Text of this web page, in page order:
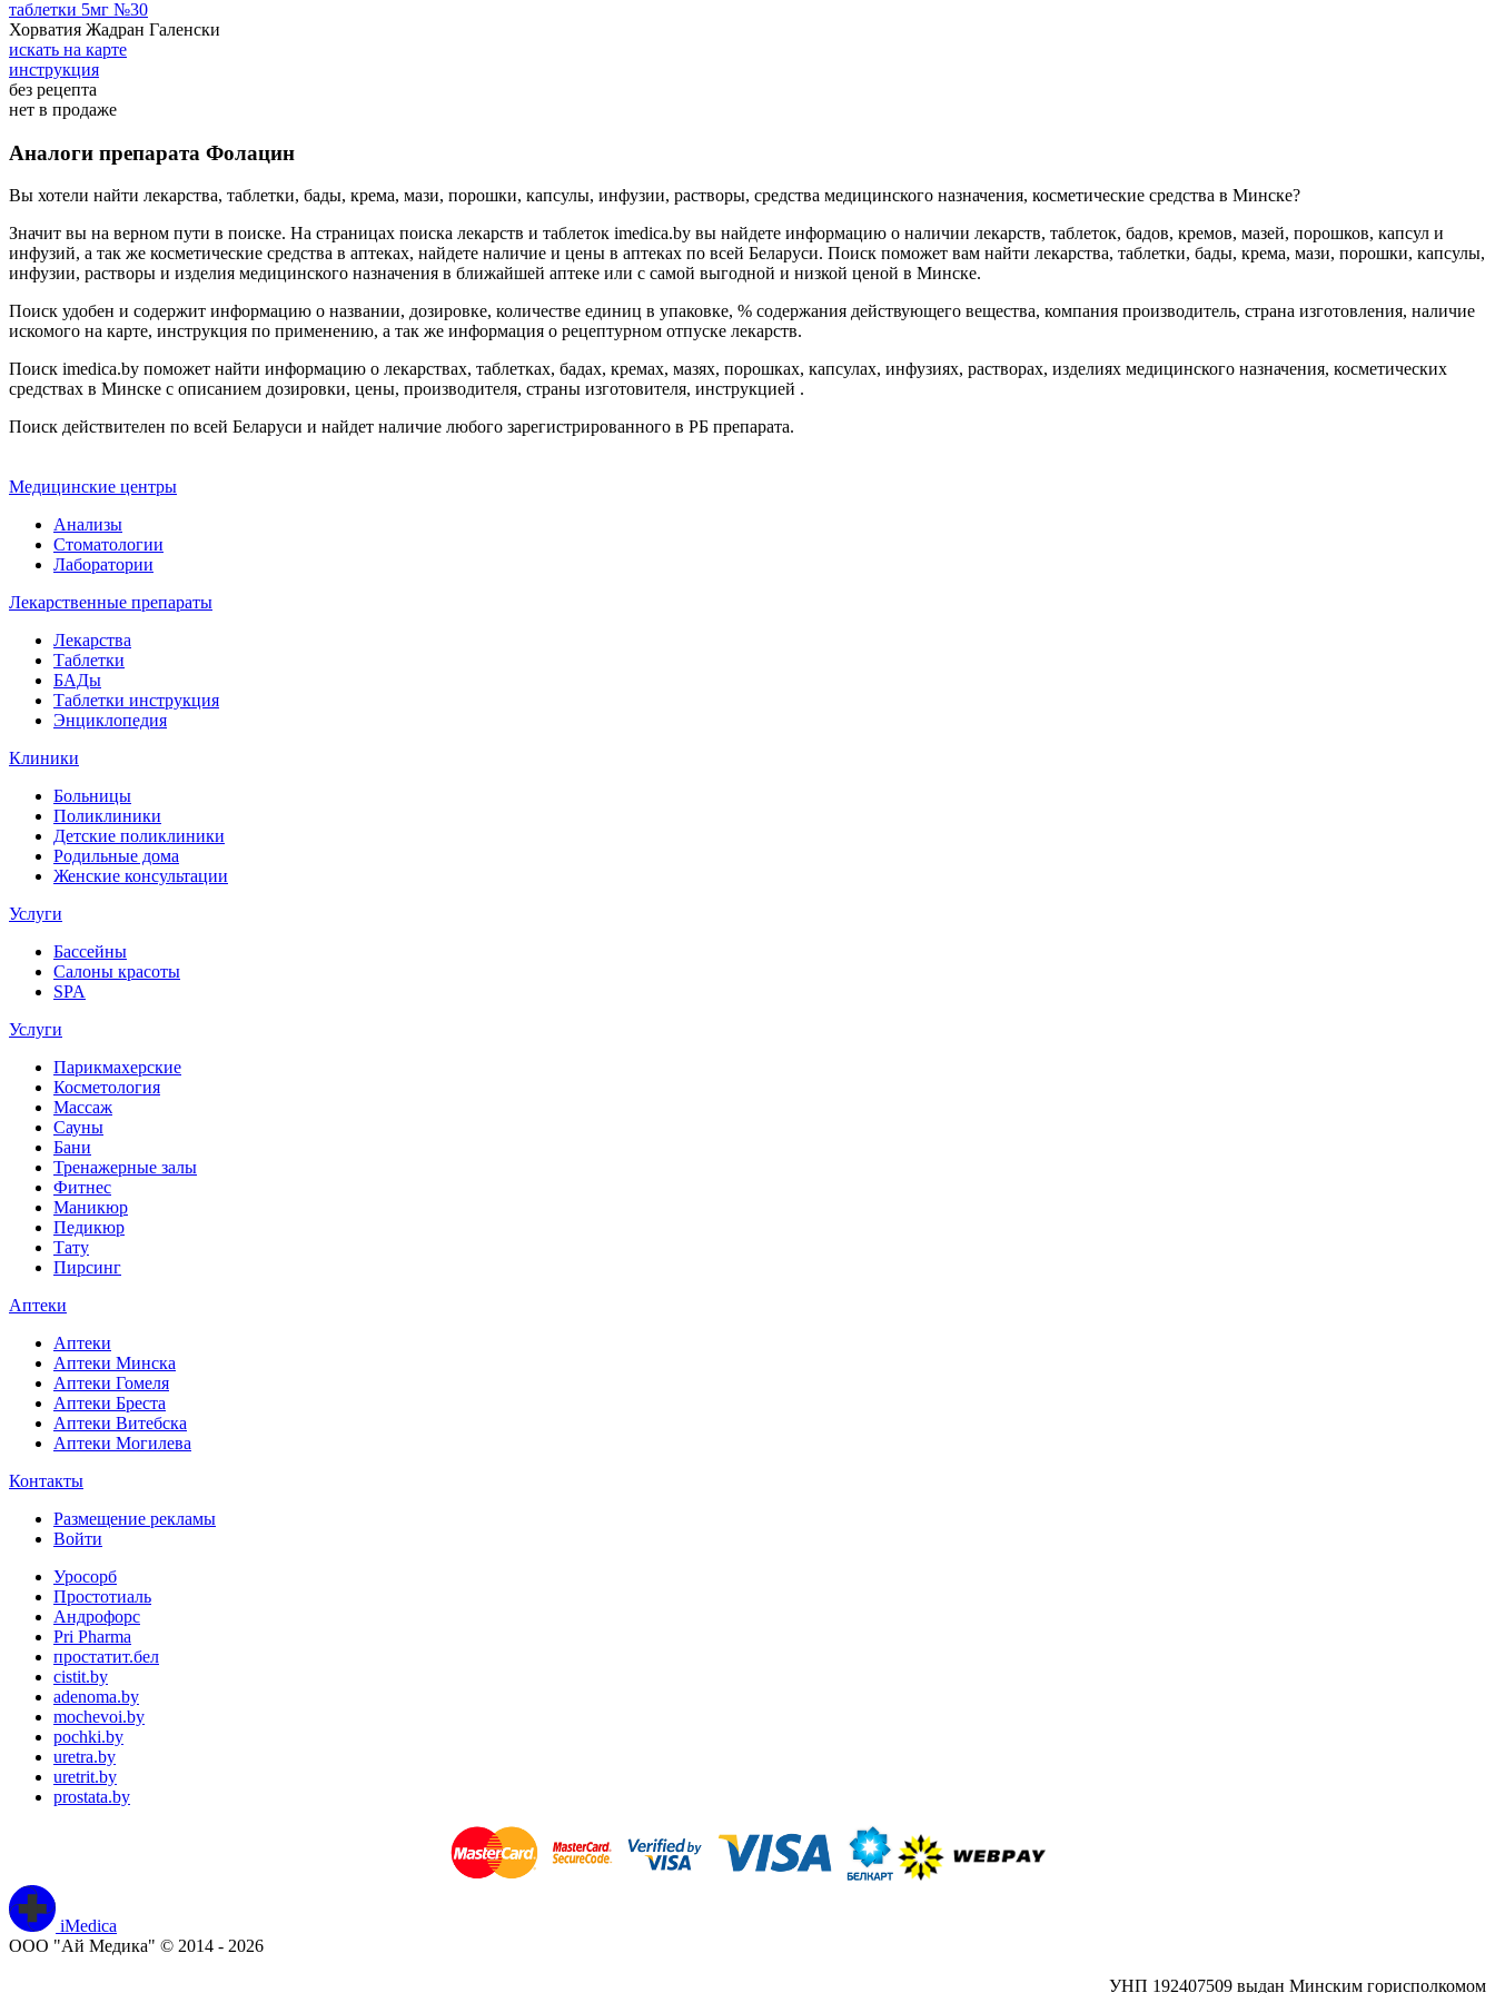
таблетки 5мг №30
Хорватия Жадран Галенски
искать на карте
инструкция
без рецепта
нет в продаже
Аналоги препарата Фолацин
Вы хотели найти лекарства, таблетки, бады, крема, мази, порошки, капсулы, инфузии, растворы, средства медицинского назначения, косметические средства в Минске?
Значит вы на верном пути в поиске. На страницах поиска лекарств и таблеток imedica.by вы найдете информацию о наличии лекарств, таблеток, бадов, кремов, мазей, порошков, капсул и
инфузий, а так же косметические средства в аптеках, найдете наличие и цены в аптеках по всей Беларуси. Поиск поможет вам найти лекарства, таблетки, бады, крема, мази, порошки, капсулы,
инфузии, растворы и изделия медицинского назначения в ближайшей аптеке или с самой выгодной и низкой ценой в Минске.
Поиск удобен и содержит информацию о названии, дозировке, количестве единиц в упаковке, % содержания действующего вещества, компания производитель, страна изготовления, наличие
искомого на карте, инструкция по применению, а так же информация о рецептурном отпуске лекарств.
Поиск imedica.by поможет найти информацию о лекарствах, таблетках, бадах, кремах, мазях, порошках, капсулах, инфузиях, растворах, изделиях медицинского назначения, косметических
средствах в Минске с описанием дозировки, цены, производителя, страны изготовителя, инструкцией .
Поиск действителен по всей Беларуси и найдет наличие любого зарегистрированного в РБ препарата.
Медицинские центры
Анализы
Стоматологии
Лаборатории
Лекарственные препараты
Лекарства
Таблетки
БАДы
Таблетки инструкция
Энциклопедия
Клиники
Больницы
Поликлиники
Детские поликлиники
Родильные дома
Женские консультации
Услуги
Бассейны
Салоны красоты
SPA
Услуги
Парикмахерские
Косметология
Массаж
Сауны
Бани
Тренажерные залы
Фитнес
Маникюр
Педикюр
Тату
Пирсинг
Аптеки
Аптеки
Аптеки Минска
Аптеки Гомеля
Аптеки Бреста
Аптеки Витебска
Аптеки Могилева
Контакты
Размещение рекламы
Войти
Уросорб
Простотиаль
Андрофорс
Pri Pharma
простатит.бел
cistit.by
adenoma.by
mochevoi.by
pochki.by
uretra.by
uretrit.by
prostata.by
iMedica
ООО "Ай Медика" © 2014 - 2026
УНП 192407509 выдан Минским горисполкомом